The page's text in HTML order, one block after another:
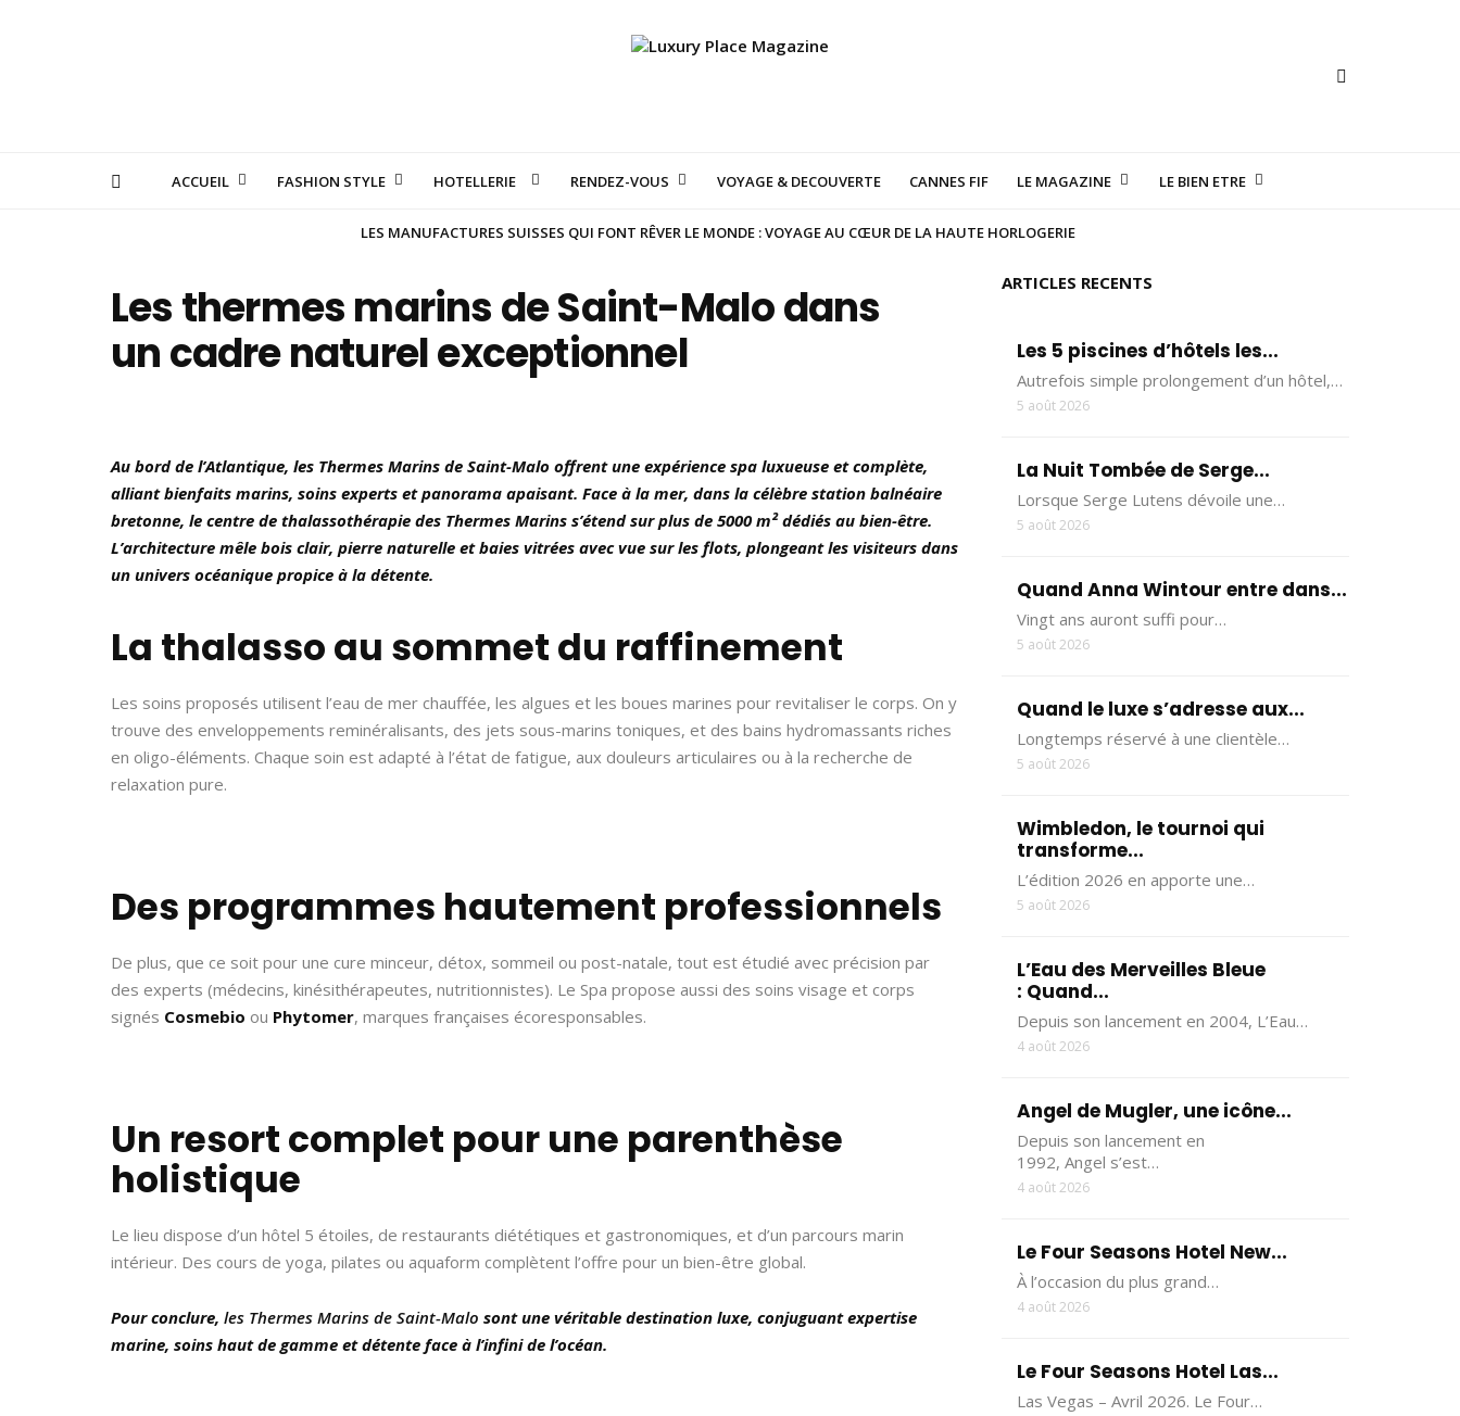
ACCUEIL FASHION STYLE HOTELLERIE RENDEZ-VOUS VOYAGE & DECOUVERTE CANNES FIF LE MAGAZINE LE BIEN ETRE
LES MANUFACTURES SUISSES QUI FONT RÊVER LE MONDE : VOYAGE AU CŒUR DE LA HAUTE HORLOGERIE
Les thermes marins de Saint-Malo dans
un cadre naturel exceptionnel
Au bord de l’Atlantique, les Thermes Marins de Saint-Malo offrent une expérience spa luxueuse et complète,
alliant bienfaits marins, soins experts et panorama apaisant. Face à la mer, dans la célèbre station balnéaire
bretonne, le centre de thalassothérapie des Thermes Marins s’étend sur plus de 5000 m² dédiés au bien-être.
L’architecture mêle bois clair, pierre naturelle et baies vitrées avec vue sur les flots, plongeant les visiteurs dans
un univers océanique propice à la détente.
La thalasso au sommet du raffinement
Les soins proposés utilisent l’eau de mer chauffée, les algues et les boues marines pour revitaliser le corps. On y
trouve des enveloppements reminéralisants, des jets sous-marins toniques, et des bains hydromassants riches
en oligo-éléments. Chaque soin est adapté à l’état de fatigue, aux douleurs articulaires ou à la recherche de
relaxation pure.
Des programmes hautement professionnels
De plus, que ce soit pour une cure minceur, détox, sommeil ou post-natale, tout est étudié avec précision par
des experts (médecins, kinésithérapeutes, nutritionnistes). Le Spa propose aussi des soins visage et corps
signés Cosmebio ou Phytomer, marques françaises écoresponsables.
Un resort complet pour une parenthèse
holistique
Le lieu dispose d’un hôtel 5 étoiles, de restaurants diététiques et gastronomiques, et d’un parcours marin
intérieur. Des cours de yoga, pilates ou aquaform complètent l’offre pour un bien-être global.
Pour conclure, les Thermes Marins de Saint-Malo sont une véritable destination luxe, conjuguant expertise
marine, soins haut de gamme et détente face à l’infini de l’océan.
ARTICLES RECENTS
Les 5 piscines d’hôtels les...
Autrefois simple prolongement d’un hôtel,…
5 août 2026
La Nuit Tombée de Serge...
Lorsque Serge Lutens dévoile une…
5 août 2026
Quand Anna Wintour entre dans...
Vingt ans auront suffi pour…
5 août 2026
Quand le luxe s’adresse aux...
Longtemps réservé à une clientèle…
5 août 2026
Wimbledon, le tournoi qui
transforme...
L’édition 2026 en apporte une…
5 août 2026
L’Eau des Merveilles Bleue
: Quand...
Depuis son lancement en 2004, L’Eau…
4 août 2026
Angel de Mugler, une icône...
Depuis son lancement en
1992, Angel s’est…
4 août 2026
Le Four Seasons Hotel New...
À l’occasion du plus grand…
4 août 2026
Le Four Seasons Hotel Las...
Las Vegas – Avril 2026. Le Four…